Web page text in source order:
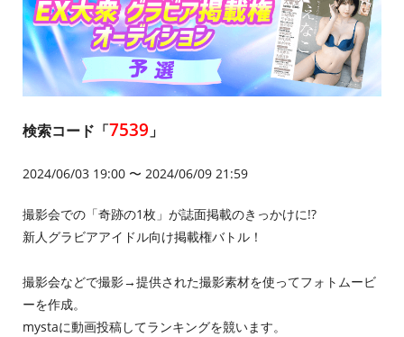
検索コード「7539 」
2024/06/03 19:00 〜 2024/06/09 21:59
撮影会での「奇跡の1枚」が誌面掲載のきっかけに!?
新人グラビアアイドル向け掲載権バトル！
撮影会などで撮影→提供された撮影素材を使ってフォトムービ
ーを作成。
mystaに動画投稿してランキングを競います。